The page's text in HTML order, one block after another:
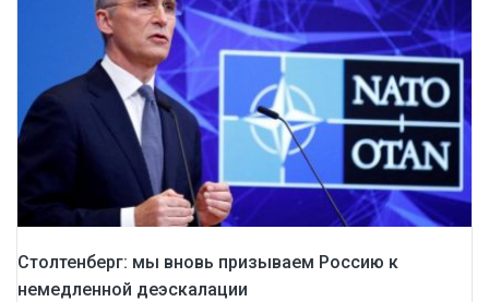
Столтенберг: мы вновь призываем Россию к
немедленной деэскалации